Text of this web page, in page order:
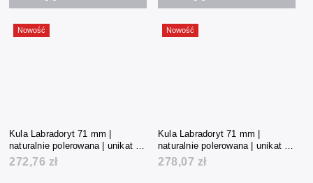
Nowość
Kula Labradoryt 71 mm |
naturalnie polerowana | unikat |
513 g | Madagaskar
272,76 zł
Nowość
Kula Labradoryt 71 mm |
naturalnie polerowana | unikat |
522 g | Madagaskar
278,07 zł